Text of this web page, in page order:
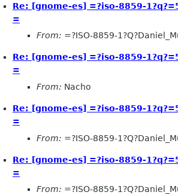
Re: [gnome-es] =?iso-8859-
=
From: =?ISO-8859-
Re: [gnome-es] =?iso-8859-
=
From: Nacho
Re: [gnome-es] =?iso-8859-
=
From: =?ISO-8859-
Re: [gnome-es] =?iso-8859-
=
From: =?ISO-8859-